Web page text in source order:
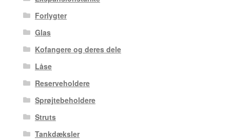
Forlygter
Glas
Kofangere og deres dele
Låse
Reserveholdere
Sprøjtebeholdere
Struts
Tankdæksler